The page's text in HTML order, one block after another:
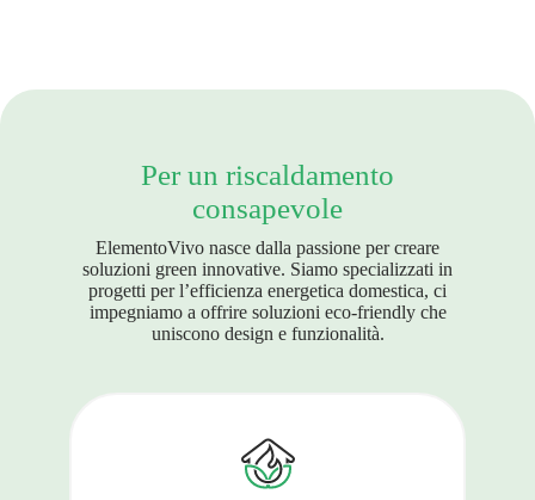
Per un riscaldamento
consapevole
ElementoVivo nasce dalla passione per creare
soluzioni green innovative. Siamo specializzati in
progetti per l’efficienza energetica domestica, ci
impegniamo a offrire soluzioni eco-friendly che
uniscono design e funzionalità.